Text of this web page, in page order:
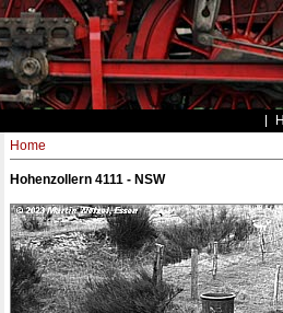
Home
Hohenzollern 4111 - NSW